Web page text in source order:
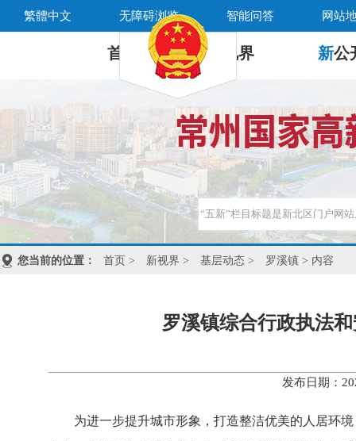
繁體中文 无障碍浏览 智能问答 网站
首 页 新 视界 新公
您当前的位置： 首页 > 新视界 > 基层动态 > 罗溪镇 > 内容
罗溪镇综合行政执法
发布日期：
为进一步提升城市形象，打造整洁优美的人居环